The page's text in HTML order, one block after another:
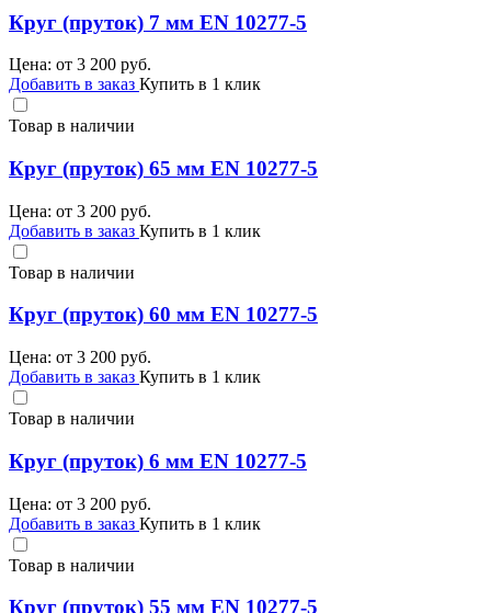
Круг (пруток) 7 мм EN 10277-5
Цена: от 3 200 руб.
Добавить в заказ Купить в 1 клик
Товар в наличии
Круг (пруток) 65 мм EN 10277-5
Цена: от 3 200 руб.
Добавить в заказ Купить в 1 клик
Товар в наличии
Круг (пруток) 60 мм EN 10277-5
Цена: от 3 200 руб.
Добавить в заказ Купить в 1 клик
Товар в наличии
Круг (пруток) 6 мм EN 10277-5
Цена: от 3 200 руб.
Добавить в заказ Купить в 1 клик
Товар в наличии
Круг (пруток) 55 мм EN 10277-5